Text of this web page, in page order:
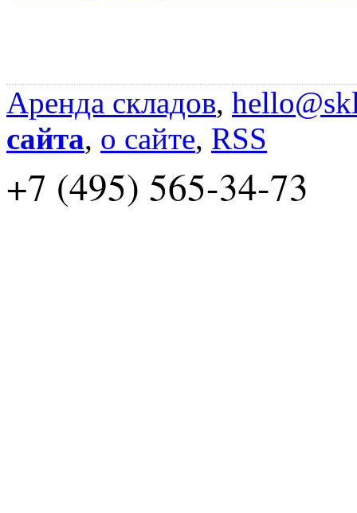
Аренда складов,
сайта, о сайте, RSS
+7 (495) 565-34-73